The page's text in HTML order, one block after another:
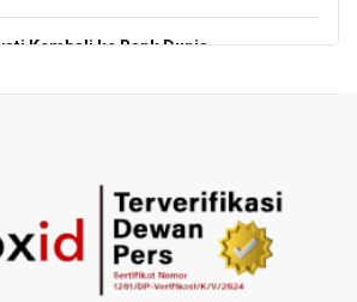
Kembali ke Bank Dunia
ke Literasi Multimodal
40 Buku Digital Pendidikan Agama
Gratis